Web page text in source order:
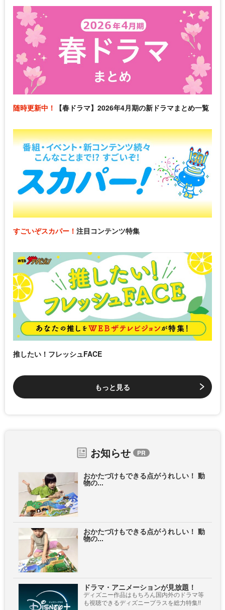
随時更新中！ 【春ドラマ】2026年4月期の新ドラマまとめ一覧
すごいぞスカパー！ 注目コンテンツ特集
推したい！フレッシュFACE
もっと見る
お知らせ
おかたづけもできる点がうれしい！ 動
物の...
おかたづけもできる点がうれしい！ 動
物の...
ドラマ・アニメーションが見放題！
ディズニー作品はもちろん国内外のドラマ等
も視聴できるディズニープラスを総力特集!!